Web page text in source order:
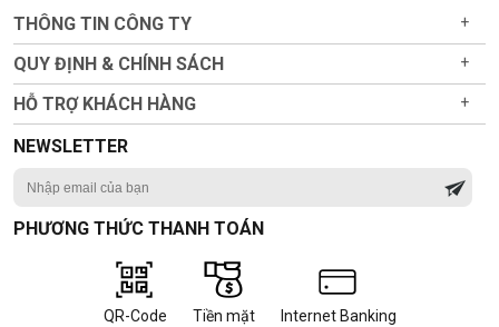
THÔNG TIN CÔNG TY +
QUY ĐỊNH & CHÍNH SÁCH +
HỖ TRỢ KHÁCH HÀNG +
NEWSLETTER
PHƯƠNG THỨC THANH TOÁN
QR-Code Tiền mặt Internet Banking